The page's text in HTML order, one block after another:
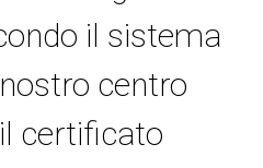
il sistema
centro
certificato